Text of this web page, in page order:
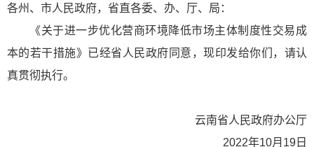
各州、市人民政府，省直各委、办、厅、局：
《关于进一步优化营商环境降低市场主体制度性交易成
本的若干措施》已经省人民政府同意，现印发给你们，请认
真贯彻执行。
云南省人民政府办公厅
2022年10月19日